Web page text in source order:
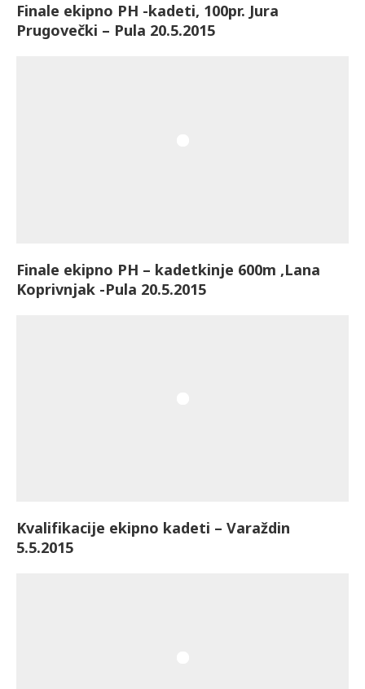
Finale ekipno PH -kadeti, 100pr. Jura
Prugovečki – Pula 20.5.2015
Finale ekipno PH – kadetkinje 600m ,Lana
Koprivnjak -Pula 20.5.2015
Kvalifikacije ekipno kadeti – Varaždin
5.5.2015